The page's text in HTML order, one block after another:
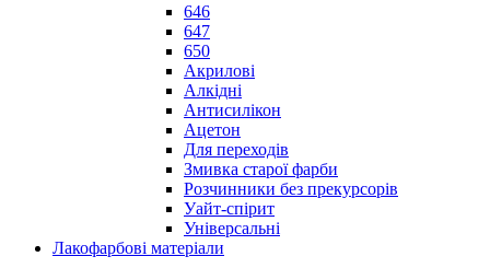
646
647
650
Акрилові
Алкідні
Антисилікон
Ацетон
Для переходів
Змивка старої фарби
Розчинники без прекурсорів
Уайт-спірит
Універсальні
Лакофарбові матеріали